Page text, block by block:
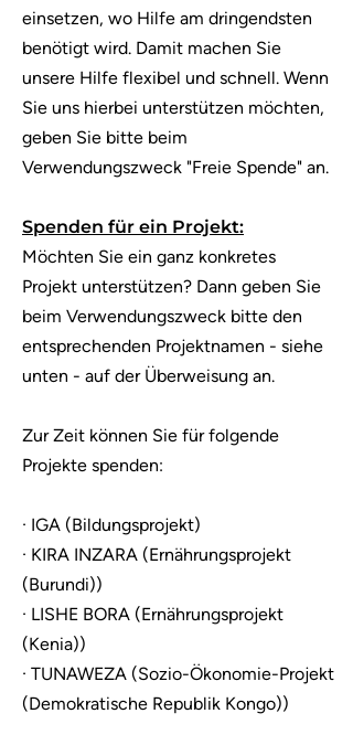
einsetzen, wo Hilfe am dringendsten
benötigt wird. Damit machen Sie
unsere Hilfe flexibel und schnell. Wenn
Sie uns hierbei unterstützen möchten,
geben Sie bitte beim
Verwendungszweck "Freie Spende" an.
Spenden für ein Projekt:
Möchten Sie ein ganz konkretes
Projekt unterstützen? Dann geben Sie
beim Verwendungszweck bitte den
entsprechenden Projektnamen - siehe
unten - auf der Überweisung an.
Zur Zeit können Sie für folgende
Projekte spenden:
· IGA (Bildungsprojekt)
· KIRA INZARA (Ernährungsprojekt
(Burundi))
· LISHE BORA (Ernährungsprojekt
(Kenia))
· TUNAWEZA (Sozio-Ökonomie-Projekt
(Demokratische Republik Kongo))